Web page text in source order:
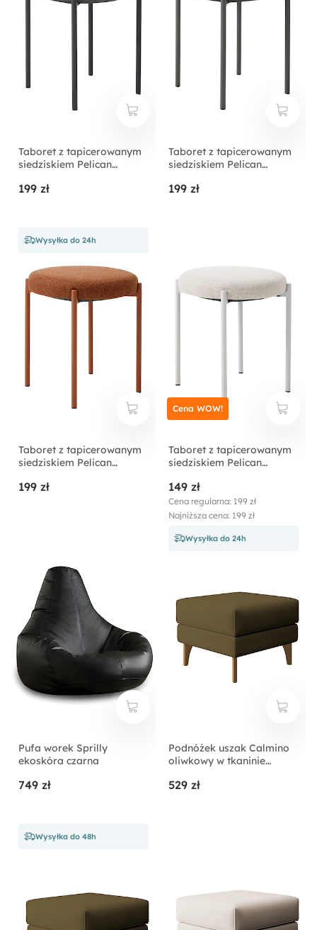
Taboret z tapicerowanym
siedziskiem Pelican
199 zł
Wysyłka do 24h
Taboret z tapicerowanym
siedziskiem Pelican
199 zł
Taboret z tapicerowanym
siedziskiem Pelican
199 zł
Taboret z tapicerowanym
siedziskiem Pelican
149 zł
Cena regularna: 199 zł
Najniższa cena: 199 zł
Cena WOW!
Wysyłka do 24h
Pufa worek Sprilly
ekoskóra czarna
749 zł
Wysyłka do 48h
Podnóżek uszak Calmino
oliwkowy w tkaninie
buk
529 zł